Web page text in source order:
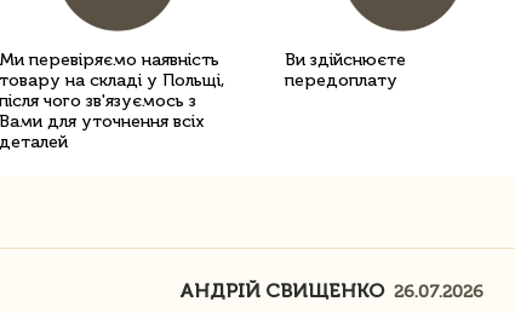
Ми перевіряємо наявність
товару на складі у Польщі,
після чого зв'язуємось з
Вами для уточнення всіх
деталей
Ви здійснюєте
передоплату
АНДРІЙ СВИЩЕНКО 26.07.2026